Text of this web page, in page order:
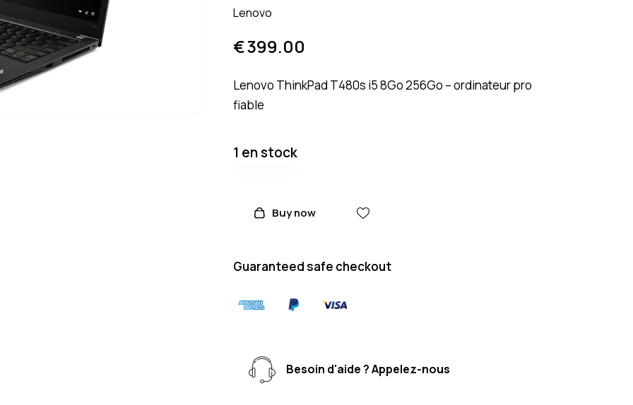
Lenovo
€399.00
Lenovo ThinkPad T480s i5 8Go 256Go – ordinateur pro
fiable
1 en stock
Buy now
Guaranteed safe checkout
Besoin d'aide ? Appelez-nous